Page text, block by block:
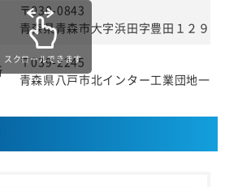
〒030-0843
青森県青森市大字浜田字豊田１２９番
〒039-2245
青森県八戸市北インター工業団地一
スクロールできます